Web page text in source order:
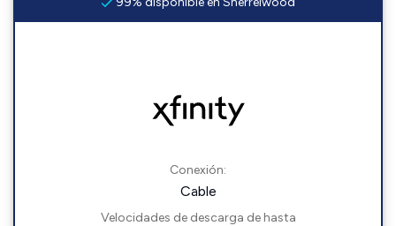
Conexión:
Cable
Velocidades de descarga de hasta